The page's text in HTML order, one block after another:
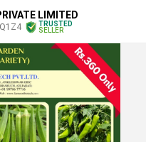
LIMITED
TRUSTED
SELLER